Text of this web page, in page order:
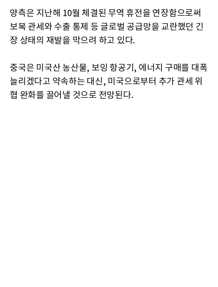
양측은 지난해 10월 체결된 무역 휴전을 연장함으로써
보복 관세와 수출 통제 등 글로벌 공급망을 교란했던 긴
장 상태의 재발을 막으려 하고 있다.
중국은 미국산 농산물, 보잉 항공기, 에너지 구매를 대폭
늘리겠다고 약속하는 대신, 미국으로부터 추가 관세 위
협 완화를 끌어낼 것으로 전망된다.